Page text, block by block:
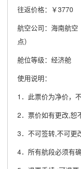
往返价格：￥3770
航空公司：海南航
点）
舱位等级：经济舱
使用说明：
1．此票价为净价，
2．票价如有更改,恕
3．不可签转,不可更
4．所有航段必须有